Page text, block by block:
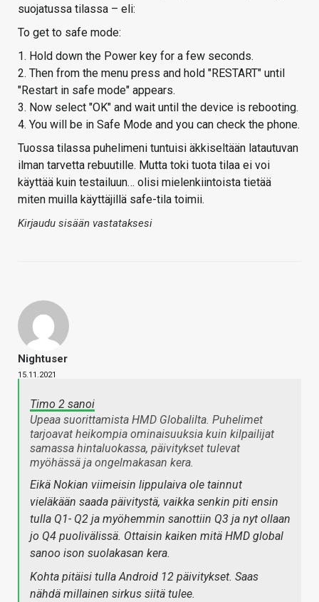
suojatussa tilassa – eli:
To get to safe mode:
1. Hold down the Power key for a few seconds.
2. Then from the menu press and hold "RESTART" until
"Restart in safe mode" appears.
3. Now select "OK" and wait until the device is rebooting.
4. You will be in Safe Mode and you can check the phone.
Tuossa tilassa puhelimeni tuntuisi äkkiseltään latautuvan
ilman tarvetta rebuutille. Mutta toki tuota tilaa ei voi
käyttää kuin testailuun… olisi mielenkiintoista tietää
miten muilla käyttäjillä safe-tila toimii.
Kirjaudu sisään vastataksesi
Nightuser
15.11.2021
Timo 2 sanoi
Upeaa suorittamista HMD Globalilta. Puhelimet
tarjoavat heikompia ominaisuuksia kuin kilpailijat
samassa hintaluokassa, päivitykset tulevat
myöhässä ja ongelmakasan kera.
Eikä Nokian viimeisin lippulaiva ole tainnut
vieläkään saada päivitystä, vaikka senkin piti ensin
tulla Q1- Q2 ja myöhemmin sanottiin Q3 ja nyt ollaan
jo Q4 puolivälissä. Ottaisin kaiken mitä HMD global
sanoo ison suolakasan kera.
Kohta pitäisi tulla Android 12 päivitykset. Saas
nähdä millainen sirkus siitä tulee.